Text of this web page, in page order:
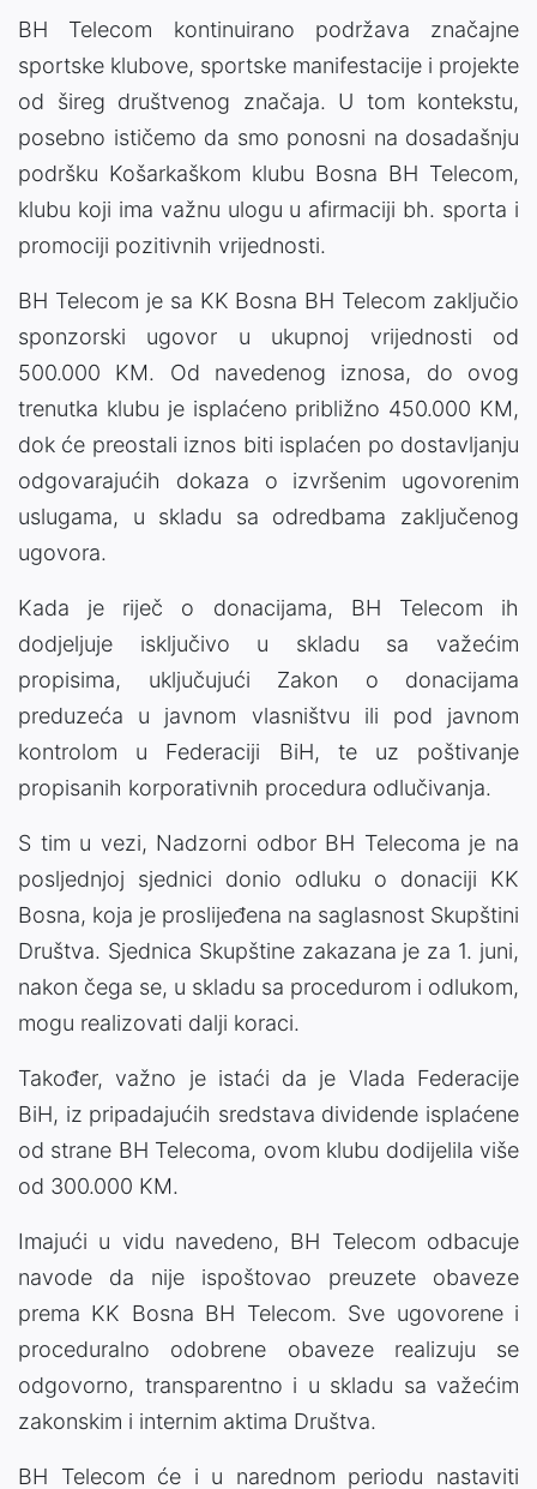
BH Telecom kontinuirano podržava značajne
sportske klubove, sportske manifestacije i projekte
od šireg društvenog značaja. U tom kontekstu,
posebno ističemo da smo ponosni na dosadašnju
podršku Košarkaškom klubu Bosna BH Telecom,
klubu koji ima važnu ulogu u afirmaciji bh. sporta i
promociji pozitivnih vrijednosti.
BH Telecom je sa KK Bosna BH Telecom zaključio
sponzorski ugovor u ukupnoj vrijednosti od
500.000 KM. Od navedenog iznosa, do ovog
trenutka klubu je isplaćeno približno 450.000 KM,
dok će preostali iznos biti isplaćen po dostavljanju
odgovarajućih dokaza o izvršenim ugovorenim
uslugama, u skladu sa odredbama zaključenog
ugovora.
Kada je riječ o donacijama, BH Telecom ih
dodjeljuje isključivo u skladu sa važećim
propisima, uključujući Zakon o donacijama
preduzeća u javnom vlasništvu ili pod javnom
kontrolom u Federaciji BiH, te uz poštivanje
propisanih korporativnih procedura odlučivanja.
S tim u vezi, Nadzorni odbor BH Telecoma je na
posljednjoj sjednici donio odluku o donaciji KK
Bosna, koja je proslijeđena na saglasnost Skupštini
Društva. Sjednica Skupštine zakazana je za 1. juni,
nakon čega se, u skladu sa procedurom i odlukom,
mogu realizovati dalji koraci.
Također, važno je istaći da je Vlada Federacije
BiH, iz pripadajućih sredstava dividende isplaćene
od strane BH Telecoma, ovom klubu dodijelila više
od 300.000 KM.
Imajući u vidu navedeno, BH Telecom odbacuje
navode da nije ispoštovao preuzete obaveze
prema KK Bosna BH Telecom. Sve ugovorene i
proceduralno odobrene obaveze realizuju se
odgovorno, transparentno i u skladu sa važećim
zakonskim i internim aktima Društva.
BH Telecom će i u narednom periodu nastaviti